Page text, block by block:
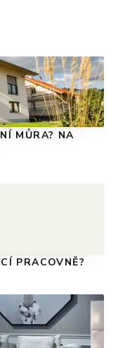
MŮRA? NA
PRACOVNĚ?